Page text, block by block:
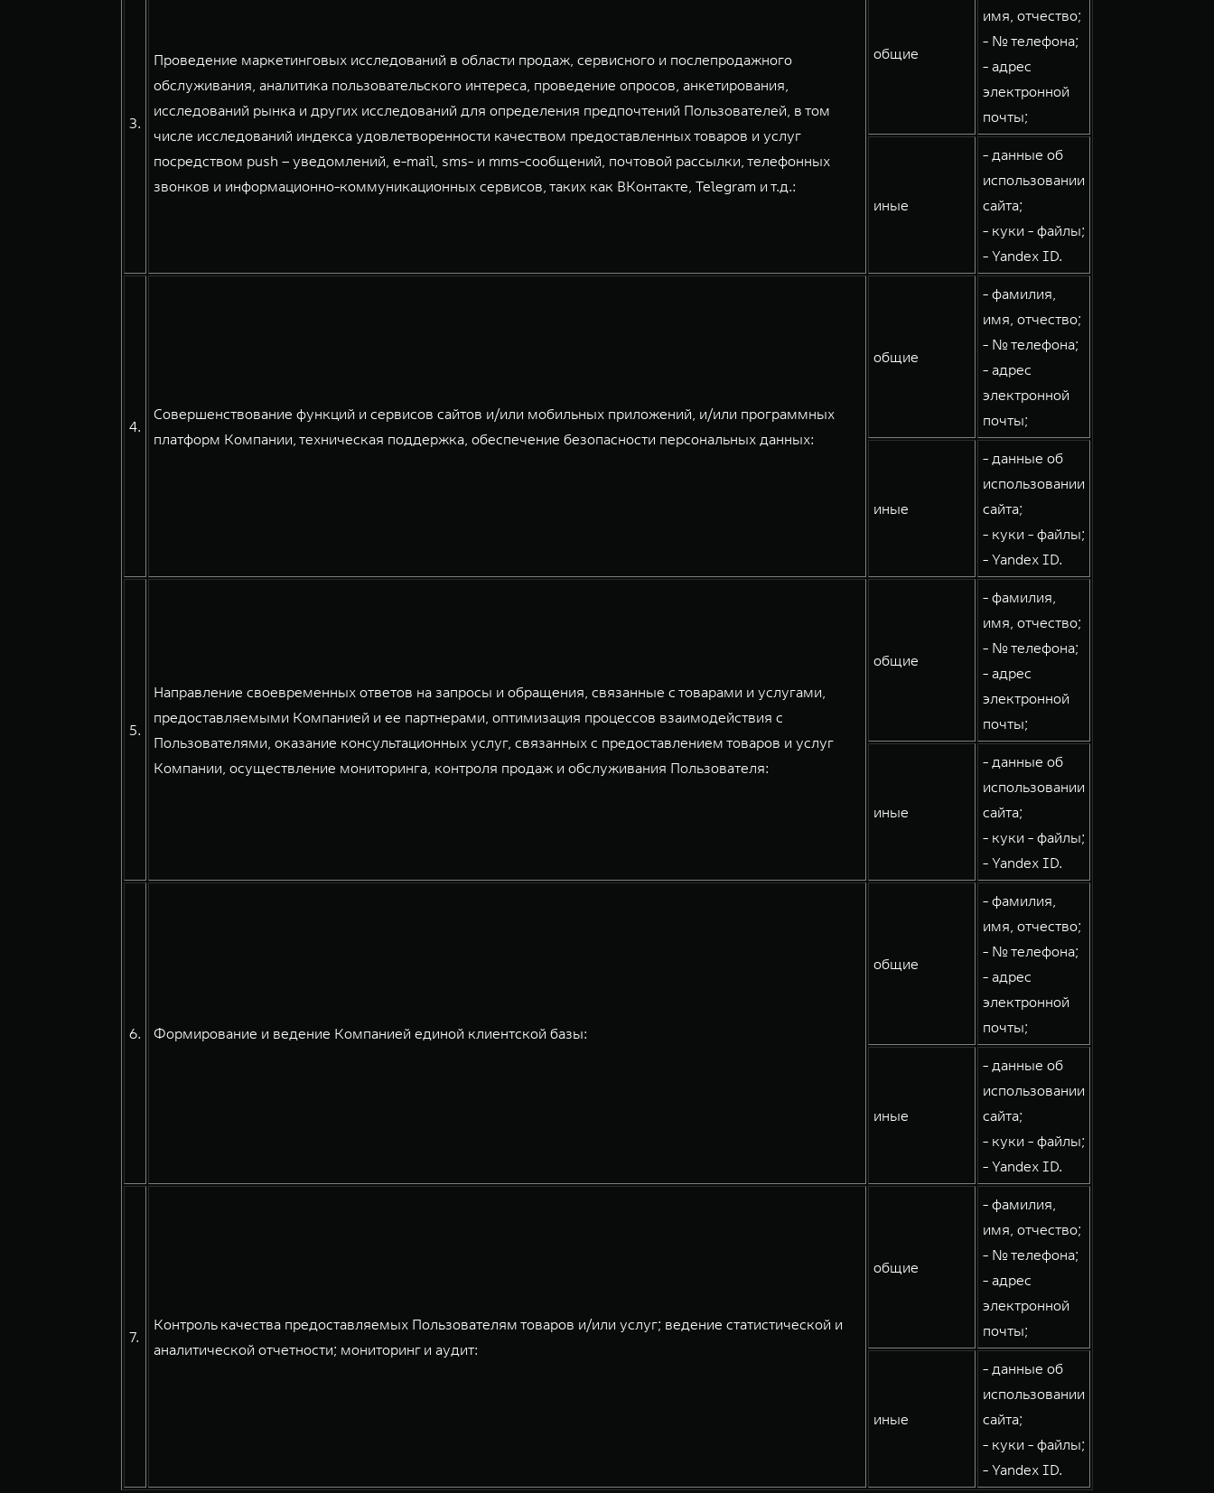
3.
Проведение маркетинговых исследований в области продаж, сервисного и послепродажного
обслуживания, аналитика пользовательского интереса, проведение опросов, анкетирования,
исследований рынка и других исследований для определения предпочтений Пользователей, в том
числе исследований индекса удовлетворенности качеством предоставленных товаров и услуг
посредством push – уведомлений, e-mail, sms- и mms-сообщений, почтовой рассылки, телефонных
звонков и информационно-коммуникационных сервисов, таких как ВКонтакте, Telegram и т.д.:
общие
имя, отчество;
- № телефона;
- адрес
электронной
почты;
иные
- данные об
использовании
сайта;
- куки - файлы;
- Yandex ID.
4.
Совершенствование функций и сервисов сайтов и/или мобильных приложений, и/или программных
платформ Компании, техническая поддержка, обеспечение безопасности персональных данных:
общие
- фамилия,
имя, отчество;
- № телефона;
- адрес
электронной
почты;
иные
- данные об
использовании
сайта;
- куки - файлы;
- Yandex ID.
5.
Направление своевременных ответов на запросы и обращения, связанные с товарами и услугами,
предоставляемыми Компанией и ее партнерами, оптимизация процессов взаимодействия с
Пользователями, оказание консультационных услуг, связанных с предоставлением товаров и услуг
Компании, осуществление мониторинга, контроля продаж и обслуживания Пользователя:
общие
- фамилия,
имя, отчество;
- № телефона;
- адрес
электронной
почты;
иные
- данные об
использовании
сайта;
- куки - файлы;
- Yandex ID.
6. Формирование и ведение Компанией единой клиентской базы:
общие
- фамилия,
имя, отчество;
- № телефона;
- адрес
электронной
почты;
иные
- данные об
использовании
сайта;
- куки - файлы;
- Yandex ID.
7.
Контроль качества предоставляемых Пользователям товаров и/или услуг; ведение статистической и
аналитической отчетности; мониторинг и аудит:
общие
- фамилия,
имя, отчество;
- № телефона;
- адрес
электронной
почты;
иные
- данные об
использовании
сайта;
- куки - файлы;
- Yandex ID.